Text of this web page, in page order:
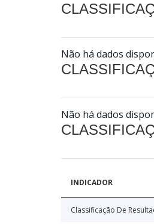
Não há dados
Não há dados
INDICADOR
Classificação De